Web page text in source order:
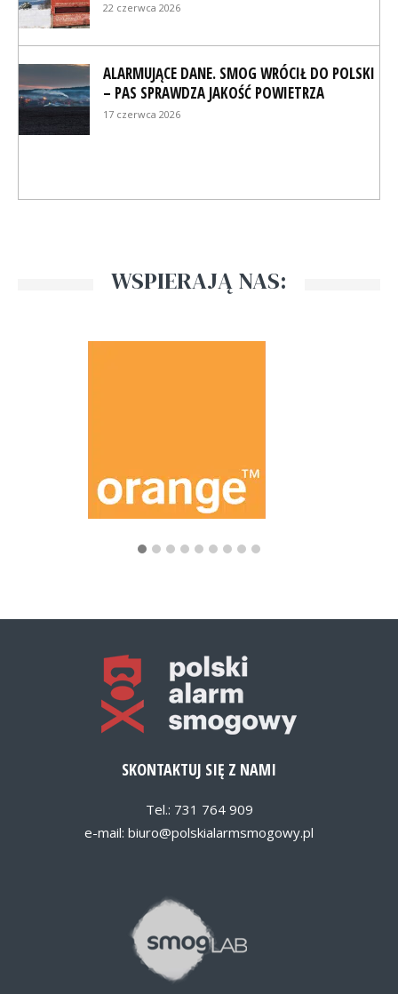
22 czerwca 2026
ALARMUJĄCE DANE. SMOG WRÓCIŁ DO POLSKI
– PAS SPRAWDZA JAKOŚĆ POWIETRZA
17 czerwca 2026
WSPIERAJĄ NAS:
SKONTAKTUJ SIĘ Z NAMI
Tel.: 731 764 909
e-mail: biuro@polskialarmsmogowy.pl